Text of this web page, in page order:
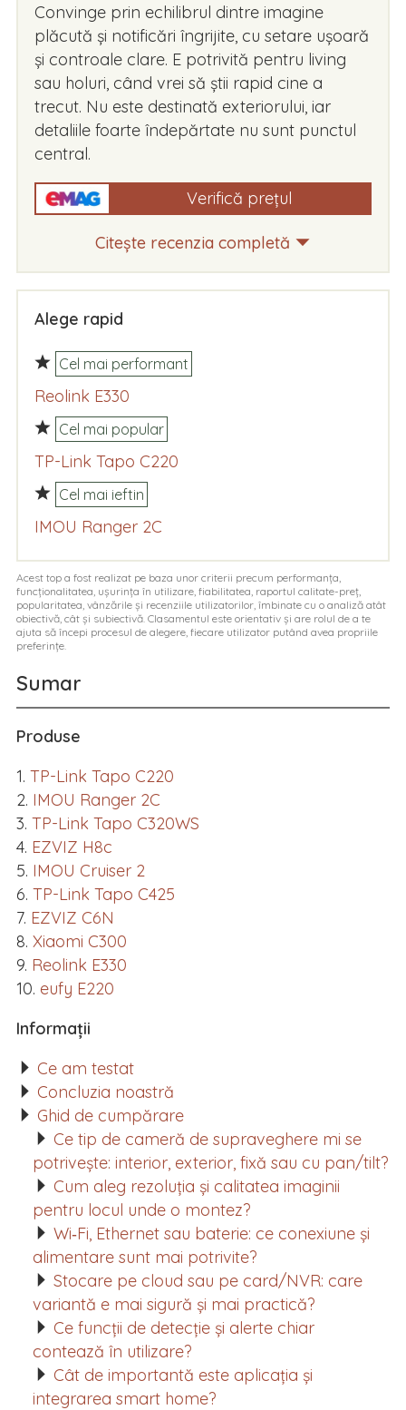
Convinge prin echilibrul dintre imagine
plăcută și notificări îngrijite, cu setare ușoară
și controale clare. E potrivită pentru living
sau holuri, când vrei să știi rapid cine a
trecut. Nu este destinată exteriorului, iar
detaliile foarte îndepărtate nu sunt punctul
central.
Verifică prețul
Citește recenzia completă
Alege rapid
Cel mai performant
Reolink E330
Cel mai popular
TP-Link Tapo C220
Cel mai ieftin
IMOU Ranger 2C
Acest top a fost realizat pe baza unor criterii precum performanța,
funcționalitatea, ușurința în utilizare, fiabilitatea, raportul calitate-preț,
popularitatea, vânzările și recenziile utilizatorilor, îmbinate cu o analiză atât
obiectivă, cât și subiectivă. Clasamentul este orientativ și are rolul de a te
ajuta să începi procesul de alegere, fiecare utilizator putând avea propriile
preferințe.
Sumar
Produse
TP-Link Tapo C220
IMOU Ranger 2C
TP-Link Tapo C320WS
EZVIZ H8c
IMOU Cruiser 2
TP-Link Tapo C425
EZVIZ C6N
Xiaomi C300
Reolink E330
eufy E220
Informații
Ce am testat
Concluzia noastră
Ghid de cumpărare
Ce tip de cameră de supraveghere mi se
potrivește: interior, exterior, fixă sau cu pan/tilt?
Cum aleg rezoluția și calitatea imaginii
pentru locul unde o montez?
Wi‑Fi, Ethernet sau baterie: ce conexiune și
alimentare sunt mai potrivite?
Stocare pe cloud sau pe card/NVR: care
variantă e mai sigură și mai practică?
Ce funcții de detecție și alerte chiar
contează în utilizare?
Cât de importantă este aplicația și
integrarea smart home?